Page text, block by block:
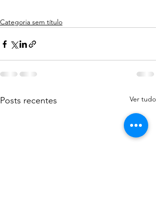
Categoria sem título
Posts recentes Ver tudo